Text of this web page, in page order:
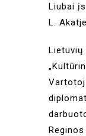
Liubai
L.